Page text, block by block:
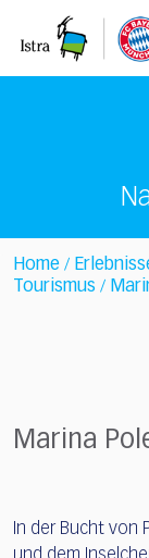
note:
Home /
Tourismus /
Marina
In der Bucht von